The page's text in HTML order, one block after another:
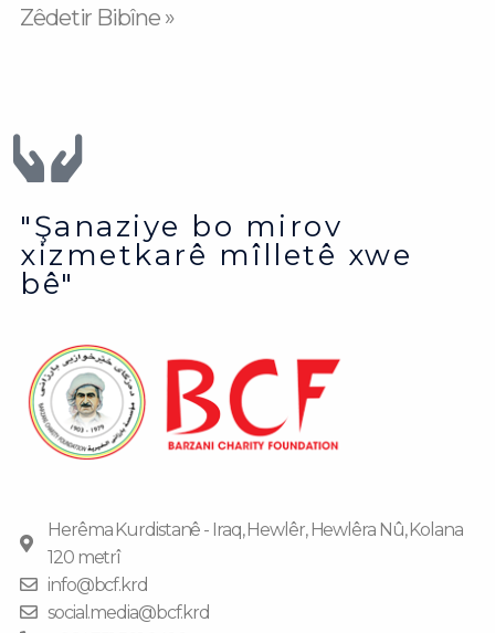
Zêdetir Bibîne »
"Şanaziye bo mirov
xizmetkarê mîlletê xwe
bê"
Herêma Kurdistanê - Iraq, Hewlêr, Hewlêra Nû, Kolana
120 metrî
info@bcf.krd
social.media@bcf.krd